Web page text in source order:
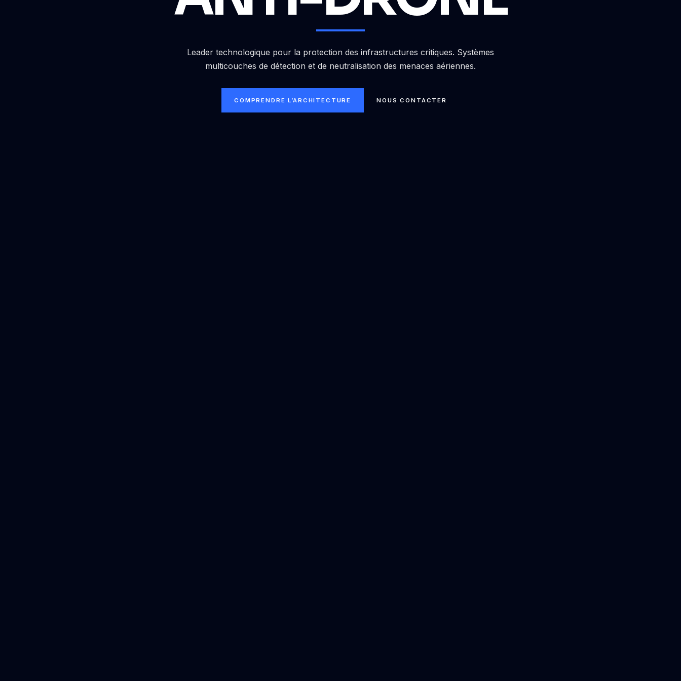
Leader technologique pour la protection des infrastructures critiques. Systèmes
multicouches de détection et de neutralisation des menaces aériennes.
COMPRENDRE L’ARCHITECTURE NOUS CONTACTER